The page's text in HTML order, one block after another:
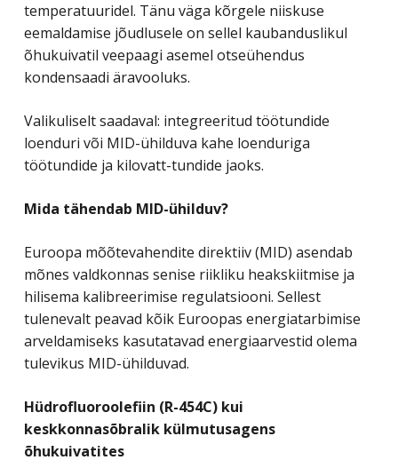
temperatuuridel. Tänu väga kõrgele niiskuse
eemaldamise jõudlusele on sellel kaubanduslikul
õhukuivatil veepaagi asemel otseühendus
kondensaadi äravooluks.
Valikuliselt saadaval: integreeritud töötundide
loenduri või MID-ühilduva kahe loenduriga
töötundide ja kilovatt-tundide jaoks.
Mida tähendab MID-ühilduv?
Euroopa mõõtevahendite direktiiv (MID) asendab
mõnes valdkonnas senise riikliku heakskiitmise ja
hilisema kalibreerimise regulatsiooni. Sellest
tulenevalt peavad kõik Euroopas energiatarbimise
arveldamiseks kasutatavad energiaarvestid olema
tulevikus MID-ühilduvad.
Hüdrofluoroolefiin (R-454C) kui
keskkonnasõbralik külmutusagens
õhukuivatites